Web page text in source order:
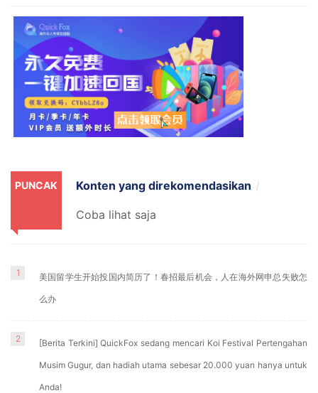
PUNCAK Konten yang direkomendasikan
Coba lihat saja
1 美国留学生开始投国内简历了！春招最后机会，人在海外网申总失败怎
么办
2 [Berita Terkini] QuickFox sedang mencari Koi Festival Pertengahan
Musim Gugur, dan hadiah utama sebesar 20.000 yuan hanya untuk
Anda!